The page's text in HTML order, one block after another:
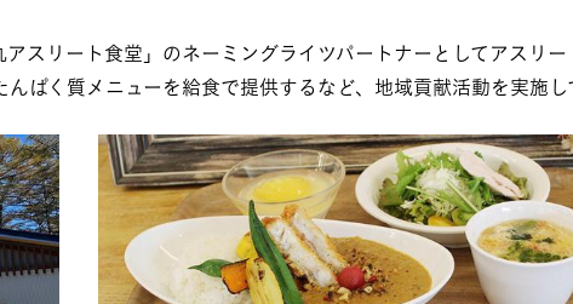
スリート食堂」のネーミングライツパートナーとしてアスリー
ぱく質メニューを給食で提供するなど、地域貢献活動を実施し